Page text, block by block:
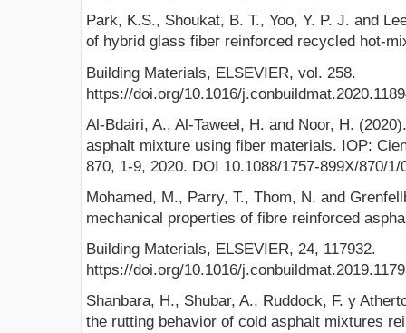
Park, K.S., Shoukat, B. T., Yoo, Y. P. J. and
of hybrid glass fiber reinforced recycled hot-
Building Materials, ELSEVIER, vol. 258.
https://doi.org/10.1016/
Al-Bdairi, A., Al-Taweel, H. and Noor, H.
asphalt mixture using fiber materials. IOP:
870, 1-9, 2020. DOI 10.1088/1757-899X/870/1/
Mohamed, M., Parry, T., Thom, N. and
mechanical properties of fibre reinforced
Building Materials, ELSEVIER, 24, 117932.
https://doi.org/10.1016/
Shanbara, H., Shubar, A., Ruddock, F. y
the rutting behavior of cold asphalt mixtures